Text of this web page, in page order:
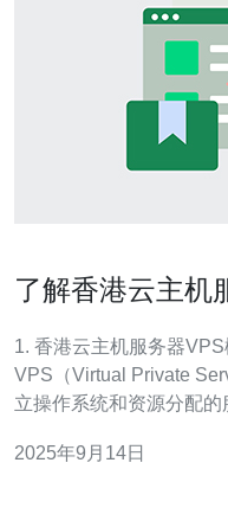
了解香港云主机
1. 香港云主机服务器VPS概述 香港云主
VPS（Virtual Private
立操作系统和资源分配
CPU、内存、存储和带
2025年9月14日